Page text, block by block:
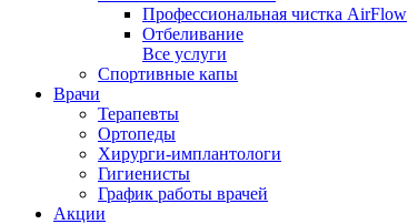
Профессиональная чистка AirFlow
Отбеливание
Все услуги
Спортивные капы
Врачи
Терапевты
Ортопеды
Хирурги-имплантологи
Гигиенисты
График работы врачей
Акции